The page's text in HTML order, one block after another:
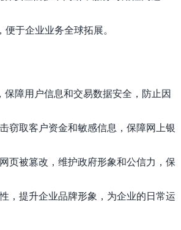
于企业业务全球拓展。
障用户信息和交易数据安全，防止因
窃取客户资金和敏感信息，保障网上银
页被篡改，维护政府形象和公信力，保
，提升企业品牌形象，为企业的日常运